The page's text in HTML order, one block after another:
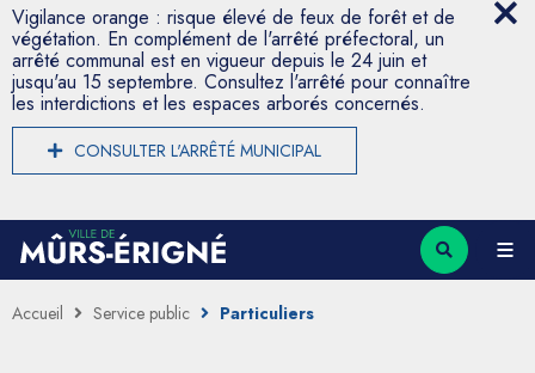
Vigilance orange : risque élevé de feux de forêt et de
végétation. En complément de l'arrêté préfectoral, un
arrêté communal est en vigueur depuis le 24 juin et
jusqu'au 15 septembre. Consultez l'arrêté pour connaître
les interdictions et les espaces arborés concernés.
CONSULTER L'ARRÊTÉ MUNICIPAL
Accueil Service public Particuliers